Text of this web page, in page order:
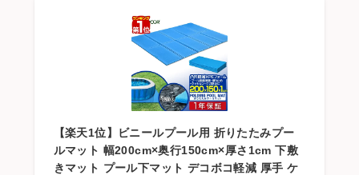
【楽天1位】ビニールプール用 折りたたみプー
ルマット 幅200cm×奥行150cm×厚さ1cm 下敷
きマット プール下マット デコボコ軽減 厚手 ケ